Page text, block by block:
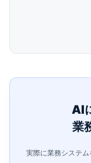
AI
業
実際に業務システ